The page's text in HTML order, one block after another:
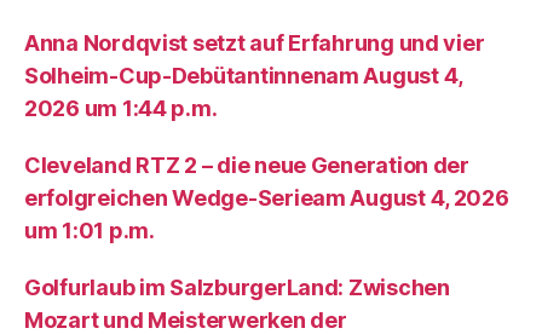
Anna Nordqvist setzt auf Erfahrung und vier
Solheim-Cup-Debütantinnenam August 4,
2026 um 1:44 p.m.
Cleveland RTZ 2 – die neue Generation der
erfolgreichen Wedge-Serieam August 4, 2026
um 1:01 p.m.
Golfurlaub im SalzburgerLand: Zwischen
Mozart und Meisterwerken der